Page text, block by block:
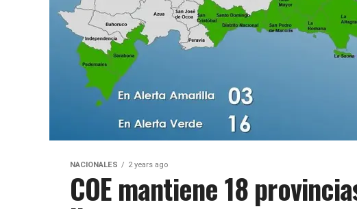
NACIONALES 2 years ago
COE mantiene 18